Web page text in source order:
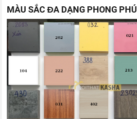
MÀU SẮC ĐA DẠNG PHONG PHÚ